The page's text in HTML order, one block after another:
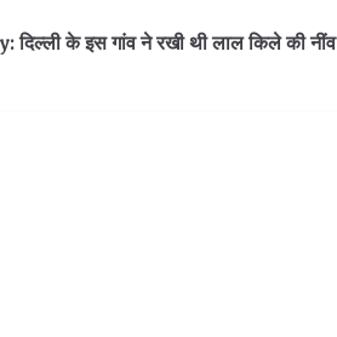
के इस गांव ने रखी थी लाल किले की नींव